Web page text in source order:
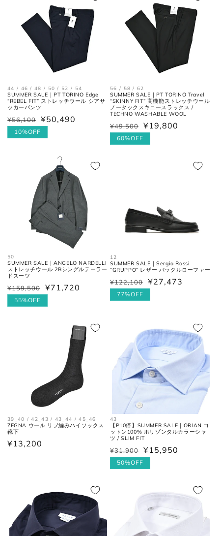
44 / 46 / 48 / 50 / 52 / 54
SUMMER SALE｜PT TORINO Edge
“REBEL FIT” ストレッチウール シアサ
ッカーパンツ
通
常
¥56,100
セ
ー
¥50,490
10%OFF
56 / 58 / 62
SUMMER SALE｜PT TORINO Travel
“SKINNY FIT” 高機能ストレッチウール
ノータックスキニースラックス /
TECHNO WASHABLE WOOL
通
常
¥49,500
セ
ー
¥19,800
60%OFF
50
SUMMER SALE｜ANGELO NARDELLI
ストレッチウール 2Bシングルテーラー
ドスーツ
通
常
¥159,500
セ
ー
¥71,720
55%OFF
12
SUMMER SALE｜Sergio Rossi
“GRUPPO” レザー バックルローファー
通
常
¥122,100
セ
ー
¥27,473
77%OFF
39_40 / 42_43 / 43_44 / 45_46
ZEGNA ウール リブ編みハイソックス
靴下
通
¥13,200
43
【P10倍】SUMMER SALE｜ORIAN コ
ットン100% ホリゾンタルカラーシャ
ツ / SLIM FIT
通
常
¥31,900
セ
ー
¥15,950
50%OFF
ヒール
高さ
ヒールの上端と下端を結んだ長
お直しについては
ください。